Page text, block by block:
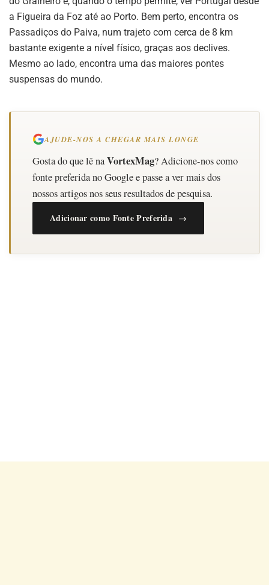
a Figueira da Foz até ao Porto. Bem perto, encontra os
Passadiços do Paiva, num trajeto com cerca de 8 km
bastante exigente a nível físico, graças aos declives.
Mesmo ao lado, encontra uma das maiores pontes
suspensas do mundo.
AJUDE-NOS A CHEGAR MAIS LONGE
Gosta do que lê naVortexMag? Adicione-nos como
fonte preferida no Google e passe a ver mais dos
nossos artigos nos seus resultados de pesquisa.
Adicionar como Fonte Preferida →